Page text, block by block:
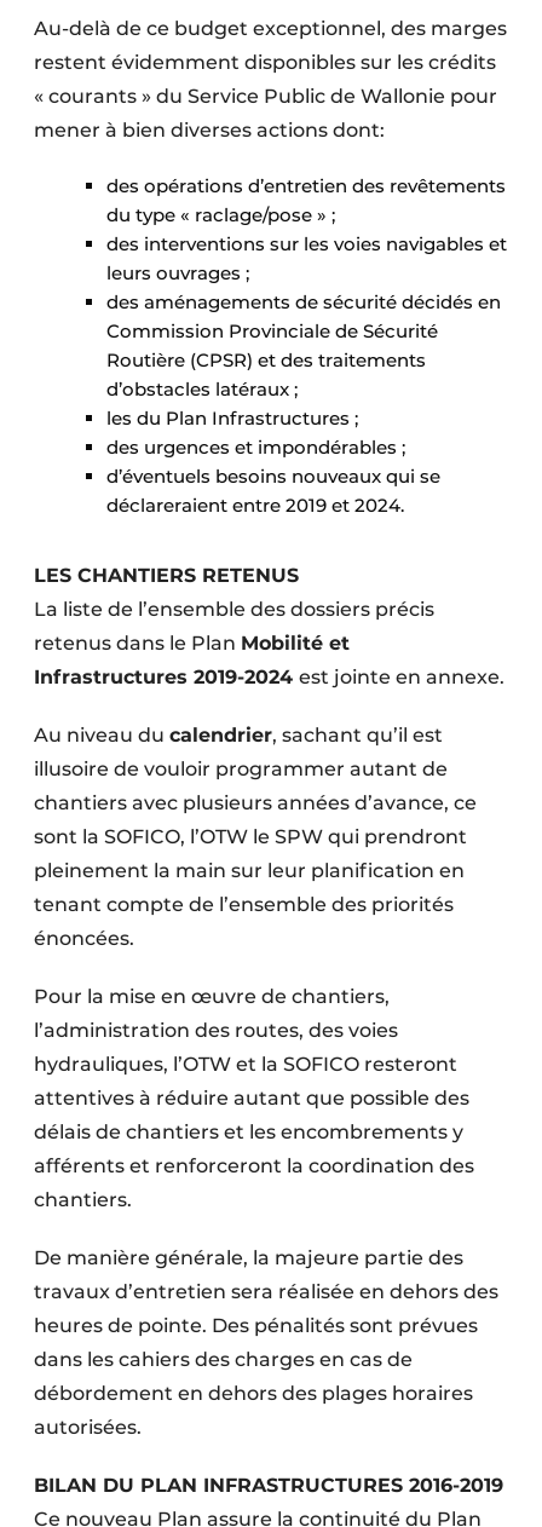
Au-delà de ce budget exceptionnel, des marges
restent évidemment disponibles sur les crédits
« courants » du Service Public de Wallonie pour
mener à bien diverses actions dont:
des opérations d’entretien des revêtements
du type « raclage/pose » ;
des interventions sur les voies navigables et
leurs ouvrages ;
des aménagements de sécurité décidés en
Commission Provinciale de Sécurité
Routière (CPSR) et des traitements
d’obstacles latéraux ;
les du Plan Infrastructures ;
des urgences et impondérables ;
d’éventuels besoins nouveaux qui se
déclareraient entre 2019 et 2024.
LES CHANTIERS RETENUS
La liste de l’ensemble des dossiers précis
retenus dans le Plan Mobilité et
Infrastructures 2019-2024 est jointe en annexe.
Au niveau du calendrier, sachant qu’il est
illusoire de vouloir programmer autant de
chantiers avec plusieurs années d’avance, ce
sont la SOFICO, l’OTW le SPW qui prendront
pleinement la main sur leur planification en
tenant compte de l’ensemble des priorités
énoncées.
Pour la mise en œuvre de chantiers,
l’administration des routes, des voies
hydrauliques, l’OTW et la SOFICO resteront
attentives à réduire autant que possible des
délais de chantiers et les encombrements y
afférents et renforceront la coordination des
chantiers.
De manière générale, la majeure partie des
travaux d’entretien sera réalisée en dehors des
heures de pointe. Des pénalités sont prévues
dans les cahiers des charges en cas de
débordement en dehors des plages horaires
autorisées.
BILAN DU PLAN INFRASTRUCTURES 2016-2019
Ce nouveau Plan assure la continuité du Plan